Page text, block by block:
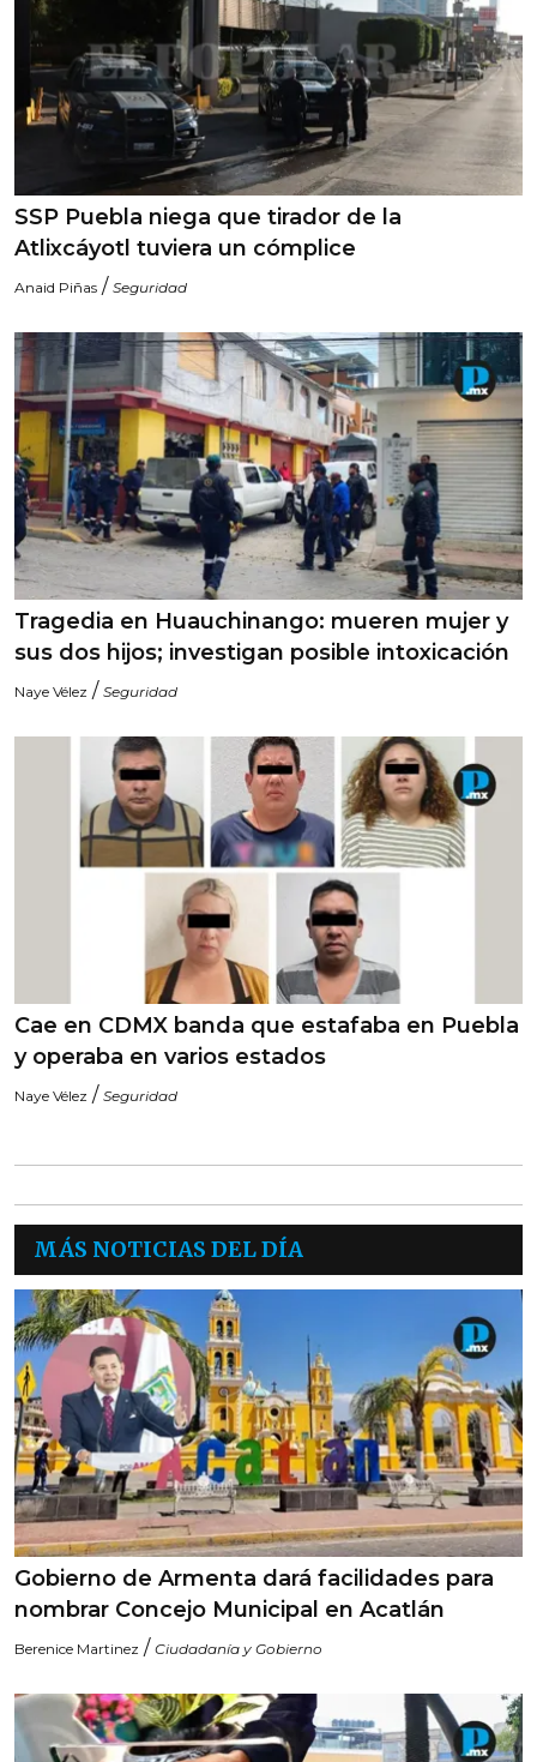
SSP Puebla niega que tirador de la
Atlixcáyotl tuviera un cómplice
Anaid Piñas / Seguridad
Tragedia en Huauchinango: mueren mujer y
sus dos hijos; investigan posible intoxicación
Naye Vélez / Seguridad
Cae en CDMX banda que estafaba en Puebla
y operaba en varios estados
Naye Vélez / Seguridad
MÁS NOTICIAS DEL DÍA
Gobierno de Armenta dará facilidades para
nombrar Concejo Municipal en Acatlán
Berenice Martinez / Ciudadanía y Gobierno